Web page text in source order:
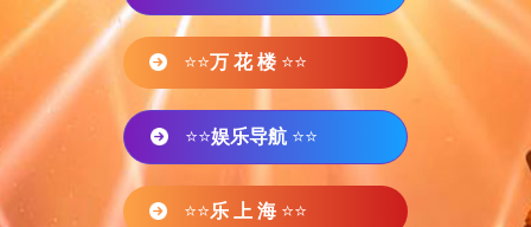
⭐⭐万 花 楼 ⭐⭐
⭐⭐娱乐导航 ⭐⭐
⭐⭐乐 上 海 ⭐⭐